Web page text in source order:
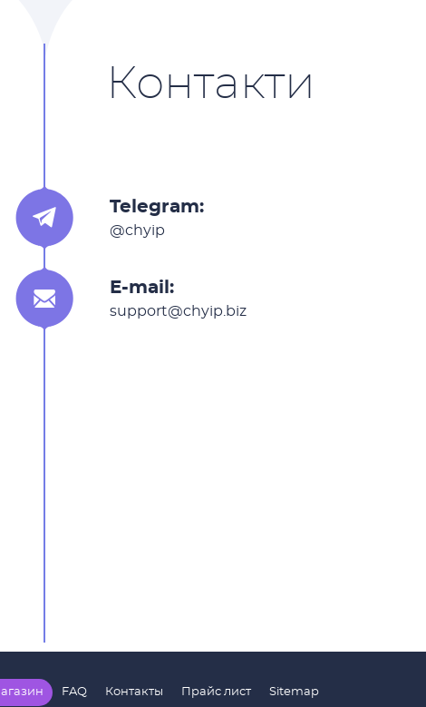
Контакти
Telegram:
@chyip
E-mail:
support@chyip.biz
FAQ Контакты Прайс лист Sitemap